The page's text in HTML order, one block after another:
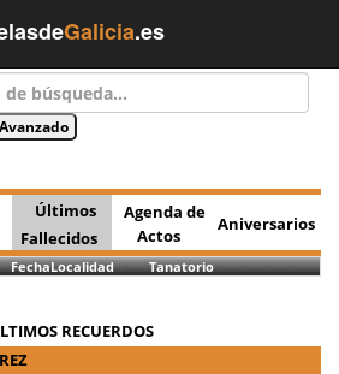
Galicia.es
Últimos
Fallecidos
Agenda de
Actos
Aniversarios
FechaLocalidad Tanatorio
RECUERDOS